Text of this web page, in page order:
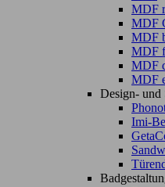
MDF
MDF
MDF
MDF
MDF
MDF
Design- und
Imi-